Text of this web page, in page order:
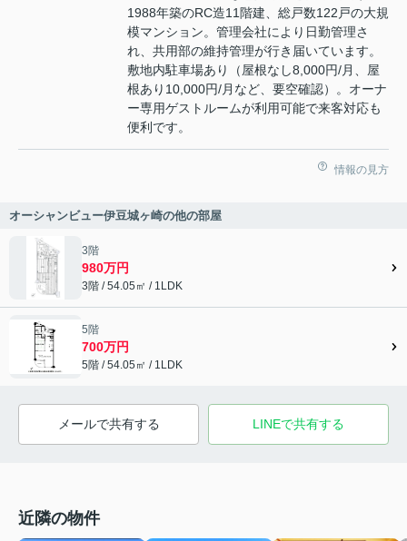
1988年築のRC造11階建、総戸数122戸の大規
模マンション。管理会社により日勤管理さ
れ、共用部の維持管理が行き届いています。
敷地内駐車場あり（屋根なし8,000円/月、屋
根あり10,000円/月など、要空確認）。オーナ
ー専用ゲストルームが利用可能で来客対応も
便利です。
情報の見方
オーシャンビュー伊豆城ヶ崎の他の部屋
3階
980万円
3階 / 54.05㎡ / 1LDK
5階
700万円
5階 / 54.05㎡ / 1LDK
メールで共有する LINEで共有する
近隣の物件